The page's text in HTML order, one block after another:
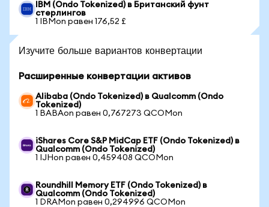
IBM (Ondo Tokenized) в Британский фунт
стерлингов
1 IBMon равен 176,52 £
Изучите больше вариантов конвертации
Расширенные конвертации активов
Alibaba (Ondo Tokenized) в Qualcomm (Ondo
Tokenized)
1 BABAon равен 0,767273 QCOMon
iShares Core S&P MidCap ETF (Ondo Tokenized) в
Qualcomm (Ondo Tokenized)
1 IJHon равен 0,459408 QCOMon
Roundhill Memory ETF (Ondo Tokenized) в
Qualcomm (Ondo Tokenized)
1 DRAMon равен 0,294996 QCOMon